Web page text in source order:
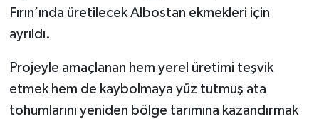
Fırın’ında üretilecek Albostan ekmekleri için
ayrıldı.
Projeyle amaçlanan hem yerel üretimi teşvik
etmek hem de kaybolmaya yüz tutmuş ata
tohumlarını yeniden bölge tarımına kazandırmak